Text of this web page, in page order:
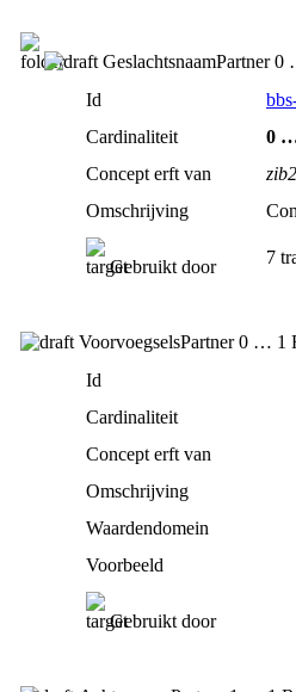
GeslachtsnaamPartner
Id
Cardinaliteit
0
Concept erft van
Omschrijving
Gebruikt door 7
VoorvoegselsPartner 0 … 1
Id
Cardinaliteit
Concept erft van
Omschrijving
Waardendomein
Voorbeeld
Gebruikt door